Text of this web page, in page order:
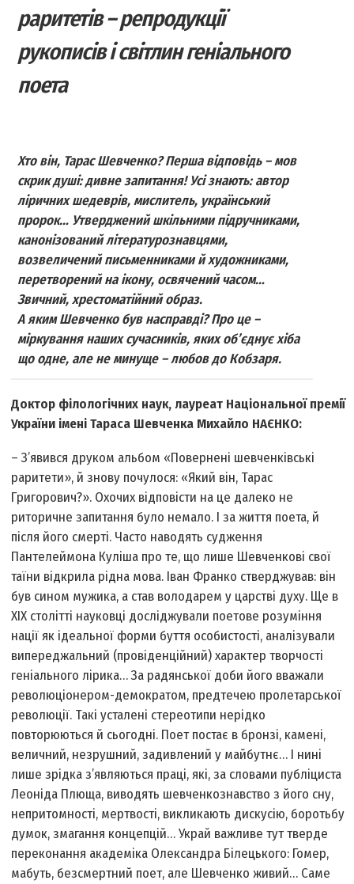
раритетів – репродукції
рукописів і світлин геніального
поета
Хто він, Тарас Шевченко? Перша відповідь – мов
скрик душі: дивне запитання! Усі знають: автор
ліричних шедеврів, мислитель, український
пророк… Утверджений шкільними підручниками,
канонізований літературознавцями,
возвеличений письменниками й художниками,
перетворений на ікону, освячений часом…
Звичний, хрестоматійний образ.
А яким Шевченко був насправді? Про це –
міркування наших сучасників, яких об’єднує хіба
що одне, але не минуще – любов до Кобзаря.
Доктор філологічних наук, лауреат Національної премії
України імені Тараса Шевченка Михайло НАЄНКО:
– З’явився друком альбом «Повернені шевченківські
раритети», й знову почулося: «Який він, Тарас
Григорович?». Охочих відповісти на це далеко не
риторичне запитання було немало. І за життя поета, й
після його смерті. Часто наводять судження
Пантелеймона Куліша про те, що лише Шевченкові свої
таїни відкрила рідна мова. Іван Франко стверджував: він
був сином мужика, а став володарем у царстві духу. Ще в
ХІХ столітті науковці досліджували поетове розуміння
нації як ідеальної форми буття особистості, аналізували
випереджальний (провіденційний) характер творчості
геніального лірика… За радянської доби його вважали
революціонером-демократом, предтечею пролетарської
революції. Такі усталені стереотипи нерідко
повторюються й сьогодні. Поет постає в бронзі, камені,
величний, незрушний, задивлений у майбутнє… І нині
лише зрідка з’являються праці, які, за словами публіциста
Леоніда Плюща, виводять шевченкознавство з його сну,
непритомності, мертвості, викликають дискусію, боротьбу
думок, змагання концепцій… Украй важливе тут тверде
переконання академіка Олександра Білецького: Гомер,
мабуть, безсмертний поет, але Шевченко живий… Саме